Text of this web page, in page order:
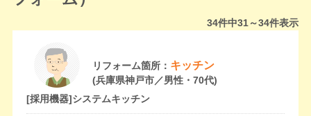
34件中31～34件表示
リフォーム箇所： キッチン
(兵庫県神戸市／男性・70代)
[採用機器]システムキッチン